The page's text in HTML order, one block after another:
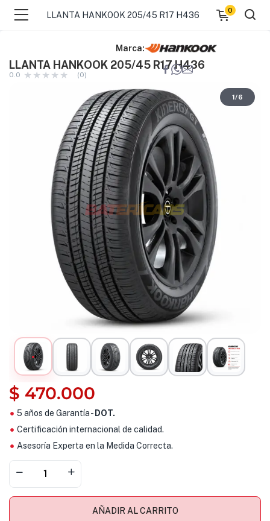
LLANTA HANKOOK 205/45 R17 H436
0
Marca:
LLANTA HANKOOK 205/45 R17 H436
0.0 (0)
1/6
$ 470.000
5 años de Garantía - DOT.
Certificación internacional de calidad.
Asesoría Experta en la Medida Correcta.
AÑADIR AL CARRITO